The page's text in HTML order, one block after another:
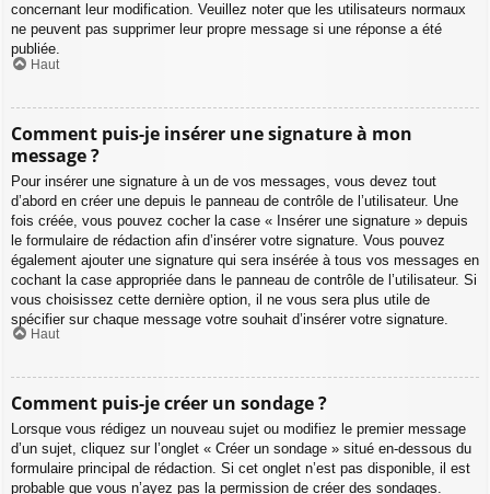
concernant leur modification. Veuillez noter que les utilisateurs normaux
ne peuvent pas supprimer leur propre message si une réponse a été
publiée.
Haut
Comment puis-je insérer une signature à mon
message ?
Pour insérer une signature à un de vos messages, vous devez tout
d’abord en créer une depuis le panneau de contrôle de l’utilisateur. Une
fois créée, vous pouvez cocher la case « Insérer une signature » depuis
le formulaire de rédaction afin d’insérer votre signature. Vous pouvez
également ajouter une signature qui sera insérée à tous vos messages en
cochant la case appropriée dans le panneau de contrôle de l’utilisateur. Si
vous choisissez cette dernière option, il ne vous sera plus utile de
spécifier sur chaque message votre souhait d’insérer votre signature.
Haut
Comment puis-je créer un sondage ?
Lorsque vous rédigez un nouveau sujet ou modifiez le premier message
d’un sujet, cliquez sur l’onglet « Créer un sondage » situé en-dessous du
formulaire principal de rédaction. Si cet onglet n’est pas disponible, il est
probable que vous n’ayez pas la permission de créer des sondages.